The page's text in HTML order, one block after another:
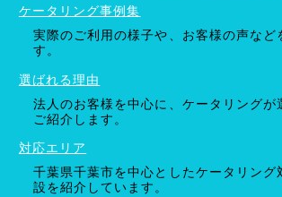
ケータリング事例集
実際のご利用の様子や、お客様の声など
す。
選ばれる理由
法人のお客様を中心に、ケータリングが
ご紹介します。
対応エリア
千葉県千葉市を中心としたケータリング
設を紹介しています。